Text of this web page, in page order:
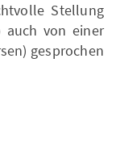
Stellung
auch von einer
gesprochen